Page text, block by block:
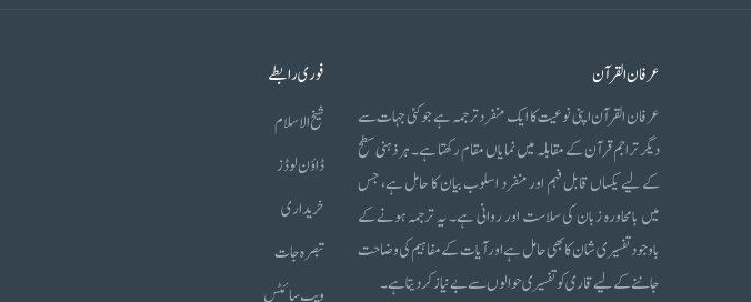
عرفان القرآن
عرفان القرآن اپنی نوعیت کا ایک منفرد ترجمہ ہے جو کئی جہات سے
دیگر تراجم قرآن کے مقابلہ میں نمایاں مقام رکھتا ہے۔ ہر ذہنی سطح
کے لیے یکساں قابل فہم اور منفرد اسلوب بیان کا حامل ہے، جس
میں بامحاورہ زبان کی سلاست اور روانی ہے۔ یہ ترجمہ ہونے کے
باوجود تفسیری شان کا بھی حامل ہے اور آیات کے مفاہیم کی وضاحت
جاننے کے لیے قاری کو تفسیری حوالوں سے بے نیاز کر دیتا ہے۔
فوری رابطے
شیخ الاسلام
ڈاؤن لوڈز
خریداری
تبصرہ جات
ویب سائٹس